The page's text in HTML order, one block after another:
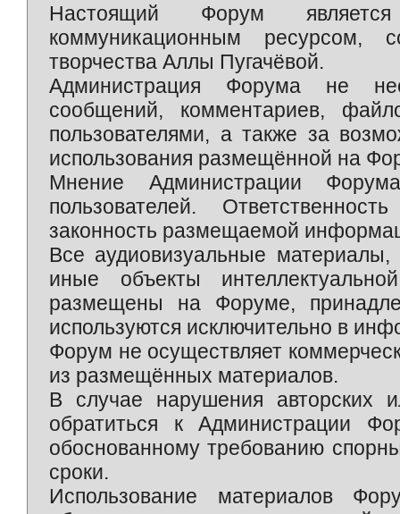
Настоящий Форум является
коммуникационным ресурсом,
творчества Аллы Пугачёвой.
Администрация Форума не
сообщений, комментариев,
пользователями, а также за
использования размещённой на
Мнение Администрации
пользователей.
законность размещаемой
Все аудиовизуальные
иные объекты
размещены на Форуме,
используются исключительно в
Форум не осуществляет
из размещённых материалов.
В случае нарушения авторских
обратиться к Администрации
обоснованному требованию
сроки.
Использование материалов